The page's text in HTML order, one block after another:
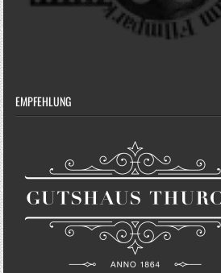
EMPFEHLUNG